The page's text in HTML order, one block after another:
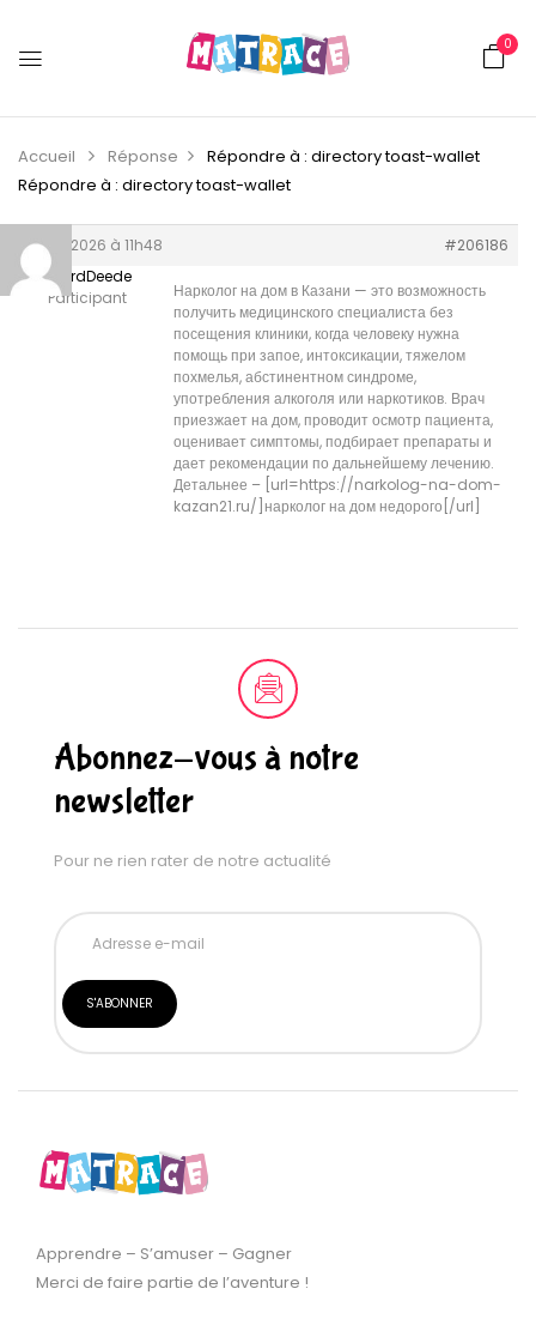
0
Accueil Réponse
Répondre à : directory toast-wallet
Répondre à : directory toast-wallet
5 juin 2026 à 11h48
#206186
RichardDeede
Participant
Нарколог на дом в Казани — это возможность
получить медицинского специалиста без
посещения клиники, когда человеку нужна
помощь при запое, интоксикации, тяжелом
похмелья, абстинентном синдроме,
употребления алкоголя или наркотиков. Врач
приезжает на дом, проводит осмотр пациента,
оценивает симптомы, подбирает препараты и
дает рекомендации по дальнейшему лечению.
Детальнее – [url=https://narkolog-na-dom-
kazan21.ru/]нарколог на дом недорого[/url]
Abonnez-vous à notre
newsletter
Pour ne rien rater de notre actualité
Apprendre – S’amuser – Gagner
Merci de faire partie de l’aventure !